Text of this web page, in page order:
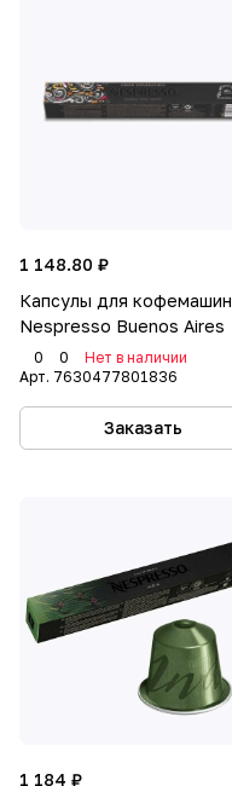
1 148.80 ₽
Капсулы для кофемашин
Nespresso Buenos Aires
0 0
Нет в наличии
Арт. 7630477801836
Заказать
1 184 ₽